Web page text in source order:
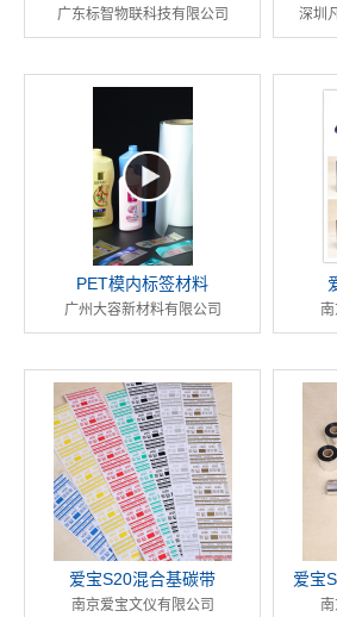
广东标智物联科技有限公司 深圳
PET模内标签材料
广州大容新材料有限公司
爱宝S20混合基碳带
南京爱宝文仪有限公司
爱宝